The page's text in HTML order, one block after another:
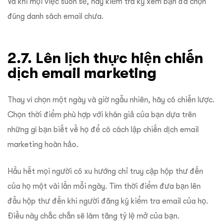
đúng danh sách email chưa.
2.7. Lên lịch thực hiện chiến
dịch email marketing
Thay vì chọn một ngày và giờ ngẫu nhiên, hãy có chiến lược.
Chọn thời điểm phù hợp với khán giả của bạn dựa trên
những gì bạn biết về họ để có cách lập chiến dịch email
marketing hoàn hảo.
Hầu hết mọi người có xu hướng chỉ truy cập hộp thư đến
của họ một vài lần mỗi ngày. Tìm thời điểm đưa bạn lên
đầu hộp thư đến khi người đăng ký kiểm tra email của họ.
Điều này chắc chắn sẽ làm tăng tỷ lệ mở của bạn.